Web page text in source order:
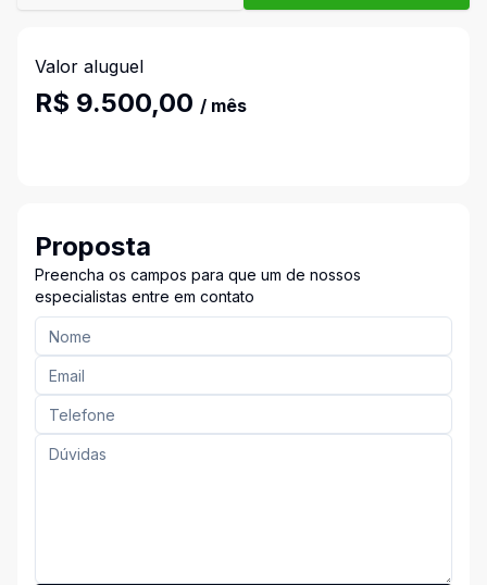
Valor aluguel
R$ 9.500,00 / mês
Proposta
Preencha os campos para que um de nossos
especialistas entre em contato